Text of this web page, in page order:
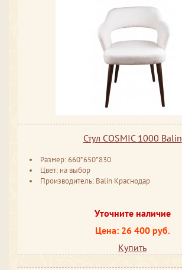
Стул COSMIC 1000 Balin
Размер: 660*650*830
Цвет: на выбор
Производитель: Balin Краснодар
Уточните наличие
Цена: 26 400 руб.
Купить